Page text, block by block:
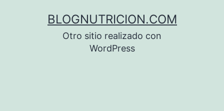
BLOGNUTRICION.COM
Otro sitio realizado con
WordPress